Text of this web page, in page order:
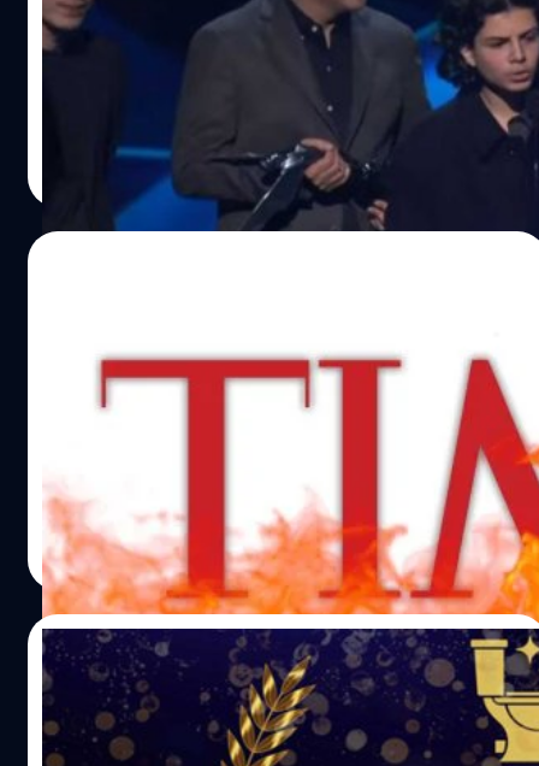
จบไปแล้วกับงาน The Game Awards 2022 ที่ปิดท้ายด้วย
Elden Ring ชนะรางวัล Game of the Year ปีนี้ พร้อมกับแขก
รับเชิญสุดเซอร์ไพรส์ ที่ไม่มีใครรู้ว่าเป็นใคร? มาจากไหน?
อยู่ดี ๆ ก็ขึ้นมาให้รางวัลอดีตประธานาธิบดีสหรัฐอเมริกา 'บิล
คลินตัน' (Bill Clinton) และถูกเจ้าหน้าที่พาลงเวทีในเวลาต่อ
กรณ์รัฐภาส ธนวัตไชยศรี | 1338 days ago
มากที่สุดในปี 2022 แต่เหล่าเกมเมอร์กลับไม่
เห็นด้วย
นิตยสาร TIME หนึ่งในสื่อที่มีความสำคัญต่อประเทศ
สหรัฐอเมริกาเป็นอย่างมาก ได้จัดอันดับเกมที่ผู้เล่นชื่นชอบ
มากที่สุดในปี 2022 ซึ่งแน่นอนว่าในรายชื่อทั้งหมดจะต้องมี
เกมอย่าง God of War: Ragnarok, Elden Ring และ Horizon:
Forbidden West เหมือนกับสื่ออื่น ๆ อย่างไรก็ตาม ในรายชื่อ
ของเกมทั้งหมดไม่ได้มีแค่ 3 เกมดังที่กล่าวมา เพราะในปีนี้ไม่
ได้มีเกมที่ยอดเยี่ยมอย่างเดียว แต่ก็มีเกมยอดแย่และน่าผิด
หวังเช่นกัน ซึ่งบางเกมที่ดูไม่น่าจะเป็นที่นิยมมากในปีนี้ ดันติด
อันดับที่ถูกจัดโดย TIME เลยส่งผลทำให้เกมเมอร์สงสัยว่าทาง
สื่อเอาอะไรมาเป็นตัวชี้วัด
กรณ์รัฐภาส ธนวัตไชยศรี | 1347 days ago
Read More
29/11/2022
สื่อเกมญี่ปุ่น จัดสาขารางวัลให้กับเกมที่มา
พร้อมกับ ‘โถส้วมยอดเยี่ยมแห่งปี’